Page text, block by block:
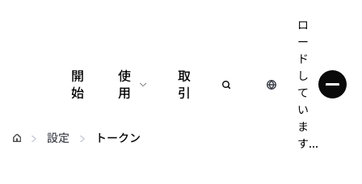
開
始
使
用
設定
取
引
ロ
ー
ド
し
て
い
ま
す...
設定 トークン